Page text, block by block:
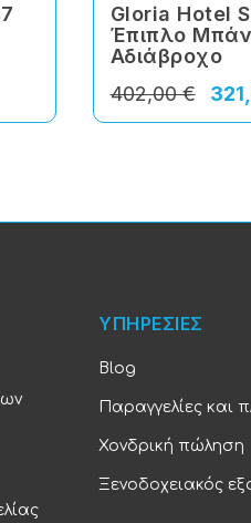
Gloria Hotel
Έπιπλο
Αδιάβροχο
402,00 €
ΥΠΗΡΕΣΙΕΣ
Blog
Παραγγελίες και
Χονδρική πώληση
Ξενοδοχειακός